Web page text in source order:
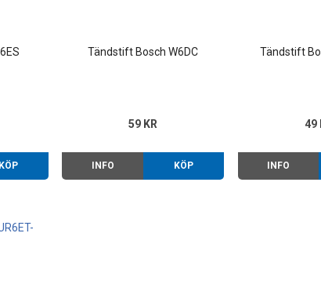
KÖP
Tändstift Bosch W6DC
59 KR
INFO KÖP
Tändstift
49
INFO